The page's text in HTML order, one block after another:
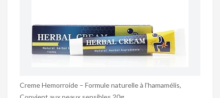
Creme Hemorroide – Formule naturelle à l'hamamélis,